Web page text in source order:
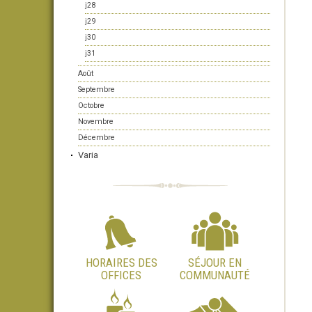
j28
j29
j30
j31
Août
Septembre
Octobre
Novembre
Décembre
Varia
HORAIRES DES
OFFICES
SÉJOUR EN
COMMUNAUTÉ